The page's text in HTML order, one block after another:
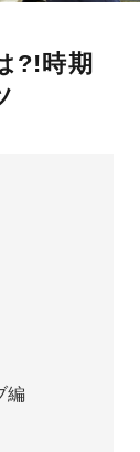
?!時期
編